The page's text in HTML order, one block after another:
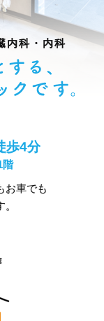
内科・内科
歩4分
階
お車でも